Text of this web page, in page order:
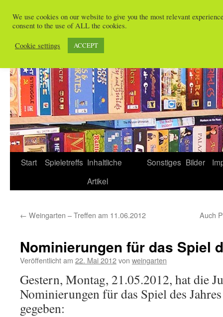
Zum
Spieletreffs in Freiburg
Start Spieletreffs Inhaltliche
Artikel
Sonstiges Bilder
← Weingarten – Treffen am 11.06.2012 Auch
Nominierungen für das Spiel
Veröffentlicht am 22. Mai 2012von weingarten
Gestern, Montag, 21.05.2012, hat die
Nominierungen für das Spiel des
gegeben:
We use cookies on our website to give you the most relevant
consent to the use of ALL the cookies.
Cookie settings ACCEPT